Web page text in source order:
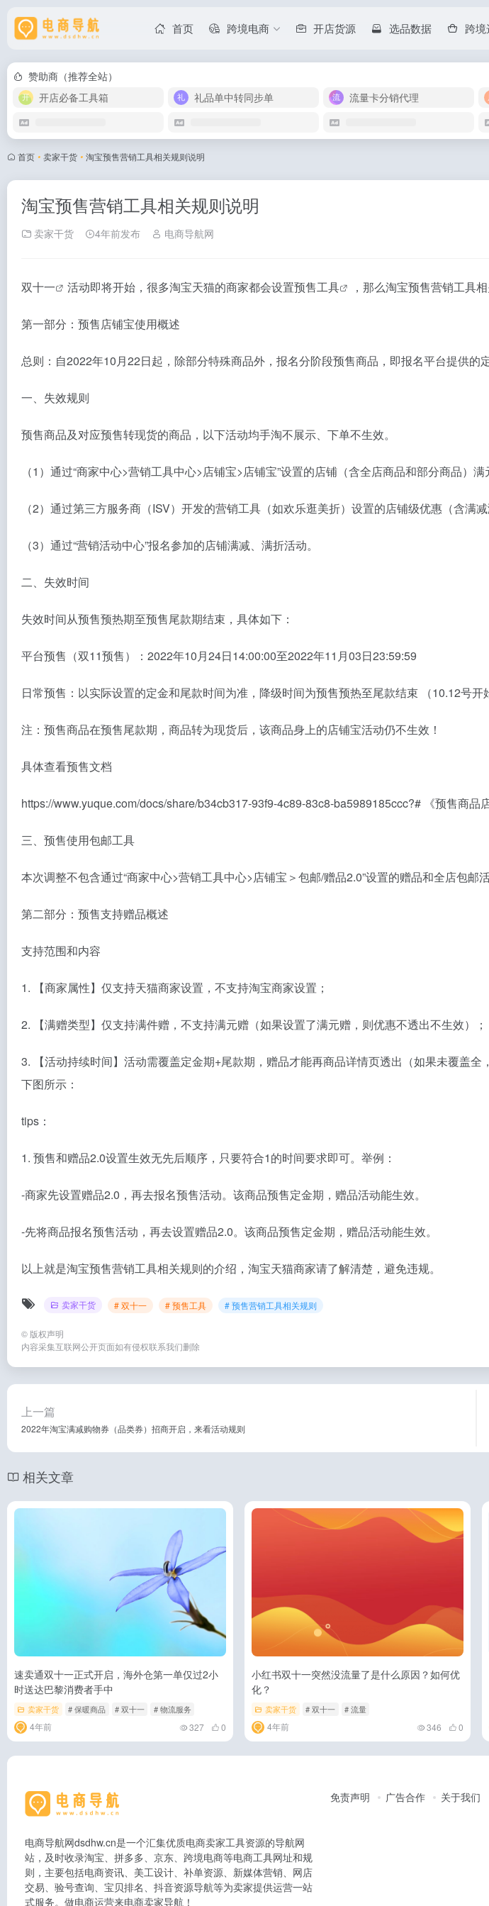
首页 跨境电商 开店货源 选品数据 跨境
赞助商（推荐全站）
开店必备工具箱
礼品单中转同步单 流量卡分销代理
首页 • 卖家干货 • 淘宝预售营销工具相关规则说明
淘宝预售营销工具相关规则说明
卖家干货 4年前发布 电商导航网
双十一 活动即将开始，很多淘宝天猫的商家都会设置预售工具 ，那么淘宝预售营销工具
第一部分：预售店铺宝使用概述
总则：自2022年10月22日起，除部分特殊商品外，报名分阶段预售商品，即报名平台提供
一、失效规则
预售商品及对应预售转现货的商品，以下活动均手淘不展示、下单不生效。
（1）通过“商家中心>营销工具中心>店铺宝>店铺宝”设置的店铺（含全店商品和部分商品）
（2）通过第三方服务商（ISV）开发的营销工具（如欢乐逛美折）设置的店铺级优惠（含满
（3）通过“营销活动中心”报名参加的店铺满减、满折活动。
二、失效时间
失效时间从预售预热期至预售尾款期结束，具体如下：
平台预售（双11预售）：2022年10月24日14:00:00至2022年11月03日23:59:59
日常预售：以实际设置的定金和尾款时间为准，降级时间为预售预热至尾款结束 （10.12号开
注：预售商品在预售尾款期，商品转为现货后，该商品身上的店铺宝活动仍不生效！
具体查看预售文档
https://www.yuque.com/docs/share/b34cb317-93f9-4c89-83c8-ba5989185ccc?# 《预售商品
三、预售使用包邮工具
本次调整不包含通过“商家中心>营销工具中心>店铺宝＞包邮/赠品2.0”设置的赠品和全店包邮
第二部分：预售支持赠品概述
支持范围和内容
1. 【商家属性】仅支持天猫商家设置，不支持淘宝商家设置；
2. 【满赠类型】仅支持满件赠，不支持满元赠（如果设置了满元赠，则优惠不透出不生效）；
3. 【活动持续时间】活动需覆盖定金期+尾款期，赠品才能再商品详情页透出（如果未覆盖
下图所示：
tips：
1. 预售和赠品2.0设置生效无先后顺序，只要符合1的时间要求即可。举例：
-商家先设置赠品2.0，再去报名预售活动。该商品预售定金期，赠品活动能生效。
-先将商品报名预售活动，再去设置赠品2.0。该商品预售定金期，赠品活动能生效。
以上就是淘宝预售营销工具相关规则的介绍，淘宝天猫商家请了解清楚，避免违规。
卖家干货 # 双十一 # 预售工具 # 预售营销工具相关规则
© 版权声明
内容采集互联网公开页面如有侵权联系我们删除
上一篇
2022年淘宝满减购物券（品类券）招商开启，来看活动规则
相关文章
速卖通双十一正式开启，海外仓第一单仅过2小
时送达巴黎消费者手中
卖家干货 # 保暖商品 # 双十一 # 物流服务
4年前 327 0
小红书双十一突然没流量了是什么原因？如何优
化？
卖家干货 # 双十一 # 流量
4年前 346 0
电商导航网dsdhw.cn是一个汇集优质电商卖家工具资源的导航网
站，及时收录淘宝、拼多多、京东、跨境电商等电商工具网址和规
则，主要包括电商资讯、美工设计、补单资源、新媒体营销、网店
交易、验号查询、宝贝排名、抖音资源导航等为卖家提供运营一站
式服务。做电商运营来电商卖家导航！
免责声明 广告合作 关于我们